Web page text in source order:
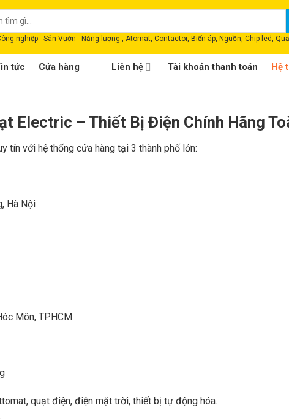
nghiệp - Sân Vườn - Năng lượng , Atomat, Contactor, Biến áp, Nguồn, Chip led,
tức Cửa hàng Liên hệ Tài khoản thanh toán Hệ
Electric – Thiết Bị Điện Chính Hãng
tín với hệ thống cửa hàng tại 3 thành phố lớn:
Hà Nội
Môn, TP.HCM
quạt điện, điện mặt trời, thiết bị tự động hóa.